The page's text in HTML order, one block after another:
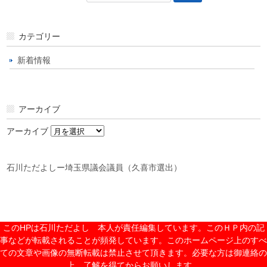
カテゴリー
新着情報
アーカイブ
アーカイブ
石川ただよしー埼玉県議会議員（久喜市選出）
このHPは石川ただよし 本人が責任編集しています。このＨＰ内の記
事などが転載されることが頻発しています。このホームページ上のすべ
ての文章や画像の無断転載は禁止させて頂きます。必要な方は御連絡の